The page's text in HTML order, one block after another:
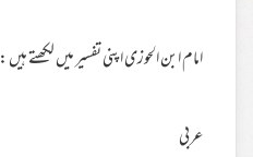
امام ابن الحوزی اپنی تفسیر میں لکھتے ہیں :
عربی